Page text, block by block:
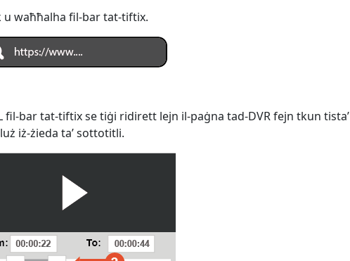
u waħħalha fil-bar tat-tiftix.
fil-bar tat-tiftix se tiġi ridirett lejn il-paġna tad-DVR fejn tkun tista’
iż-żieda ta’ sottotitli.